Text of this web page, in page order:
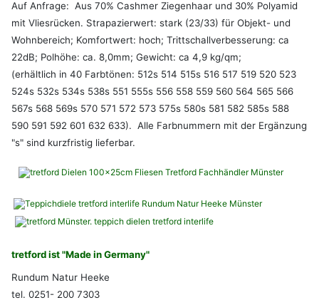
Auf Anfrage: Aus 70% Cashmer Ziegenhaar und 30% Polyamid
mit Vliesrücken. Strapazierwert: stark (23/33) für Objekt- und
Wohnbereich; Komfortwert: hoch; Trittschallverbesserung: ca
22dB; Polhöhe: ca. 8,0mm; Gewicht: ca 4,9 kg/qm;
(erhältlich in 40 Farbtönen: 512s 514 515s 516 517 519 520 523
524s 532s 534s 538s 551 555s 556 558 559 560 564 565 566
567s 568 569s 570 571 572 573 575s 580s 581 582 585s 588
590 591 592 601 632 633). Alle Farbnummern mit der Ergänzung
"s" sind kurzfristig lieferbar.
tretford ist "Made in Germany"
Rundum Natur Heeke
tel. 0251- 200 7303